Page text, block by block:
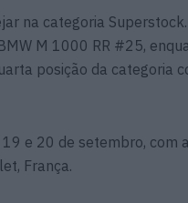
na categoria Superstock.
M 1000 RR #25,
posição da categoria
e 20 de setembro, com
França.